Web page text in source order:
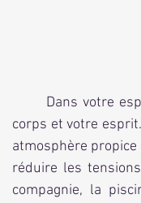
corps et votre
atmosphère
réduire les
compagnie, la